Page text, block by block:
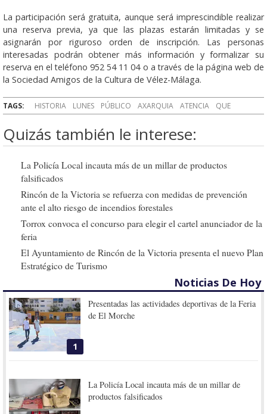
La participación será gratuita, aunque será imprescindible realizar
una reserva previa, ya que las plazas estarán limitadas y se
asignarán por riguroso orden de inscripción. Las personas
interesadas podrán obtener más información y formalizar su
reserva en el teléfono 952 54 11 04 o a través de la página web de
la Sociedad Amigos de la Cultura de Vélez-Málaga.
TAGS: HISTORIA LUNES PÚBLICO AXARQUIA ATENCIA QUE
Quizás también le interese:
La Policía Local incauta más de un millar de productos
falsificados
Rincón de la Victoria se refuerza con medidas de prevención
ante el alto riesgo de incendios forestales
Torrox convoca el concurso para elegir el cartel anunciador de la
feria
El Ayuntamiento de Rincón de la Victoria presenta el nuevo Plan
Estratégico de Turismo
Noticias De Hoy
1
Presentadas las actividades deportivas de la Feria
de El Morche
La Policía Local incauta más de un millar de
productos falsificados